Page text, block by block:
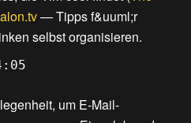
—Tipps f&uuml;r
selbst organisieren.
um E-Mail-